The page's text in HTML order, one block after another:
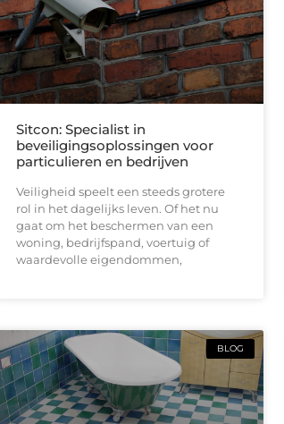
Sitcon: Specialist in
beveiligingsoplossingen voor
particulieren en bedrijven
Veiligheid speelt een steeds grotere
rol in het dagelijks leven. Of het nu
gaat om het beschermen van een
woning, bedrijfspand, voertuig of
waardevolle eigendommen,
BLOG